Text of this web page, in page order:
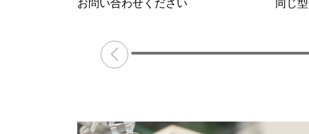
お問い合わせください
同じ